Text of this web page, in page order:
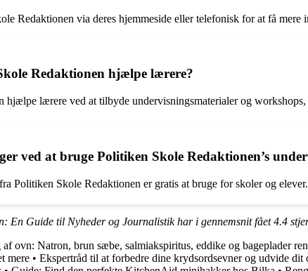
Redaktionen via deres hjemmeside eller telefonisk for at få
Redaktionen hjælpe lærere?
hjælpe lærere ved at tilbyde undervisningsmaterialer og
ved at bruge Politiken Skole Redaktionen’s
Politiken Skole Redaktionen er gratis at bruge for skoler og elever.
En Guide til Nyheder og Journalistik har i gennemsnit fået4.4
af ovn: Natron, brun sæbe, salmiakspiritus, eddike og bageplader
mere • Ekspertråd til at forbedre dine krydsordsevner og udvide dit